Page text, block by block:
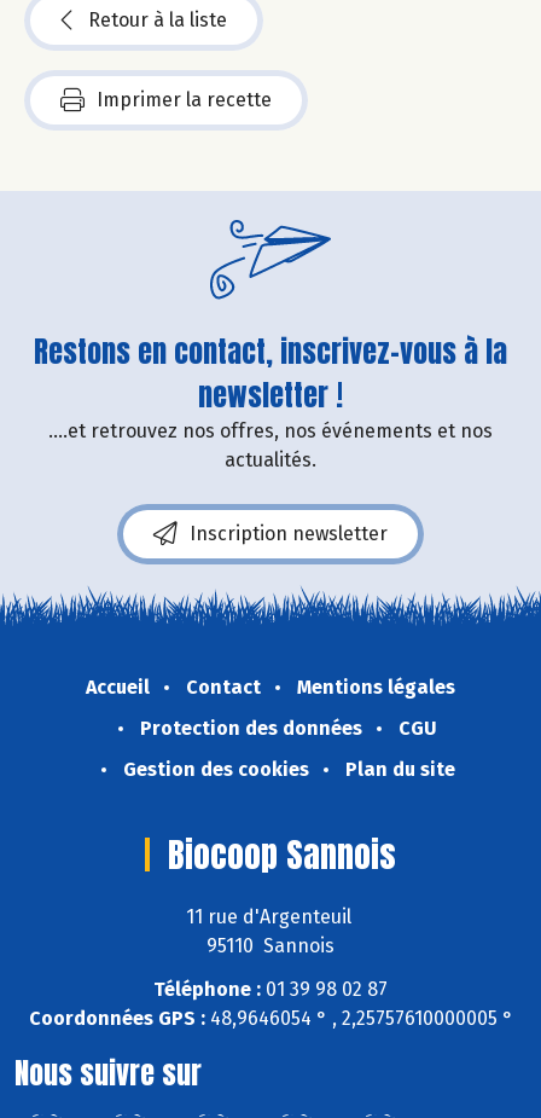
Retour à la liste
Imprimer la recette
Restons en contact, inscrivez-vous à la
newsletter !
....et retrouvez nos offres, nos événements et nos
actualités.
Inscription newsletter
Accueil Contact
Mentions légales
Protection des données
CGU
Gestion des cookies
Plan du site
Biocoop Sannois
11 rue d'Argenteuil
95110 Sannois
Téléphone : 01 39 98 02 87
Coordonnées GPS :48,9646054 ° , 2,25757610000005 °
Nous suivre sur